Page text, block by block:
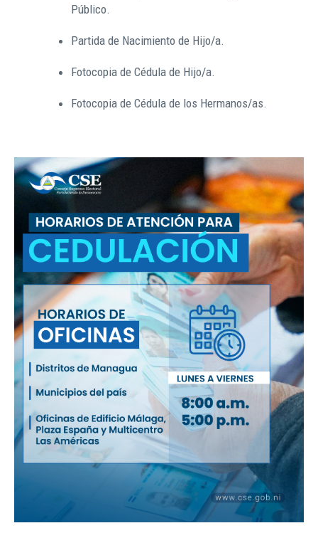
Público.
Partida de Nacimiento de Hijo/a.
Fotocopia de Cédula de Hijo/a.
Fotocopia de Cédula de los Hermanos/as.